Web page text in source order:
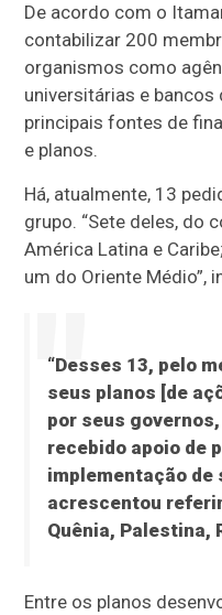
De acordo com o
contabilizar 200
organismos como
universitárias e
principais fontes de
e planos.
Há, atualmente, 13
grupo. “Sete deles, do
América Latina e
um do Oriente Médio”,
“Desses 13, pelo
seus planos [de
por seus
recebido apoio de
implementação de
acrescentou
Quênia, Palestina,
Entre os planos